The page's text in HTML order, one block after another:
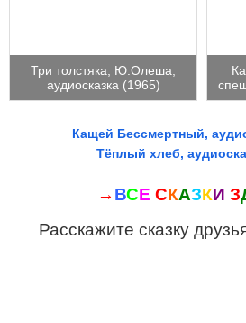
Три толстяка, Ю.Олеша,
аудиосказка (1965)
Кащей Бессмертный,
Тёплый хлеб,
→ ВСЕ СКАЗКИ З
Расскажите сказку